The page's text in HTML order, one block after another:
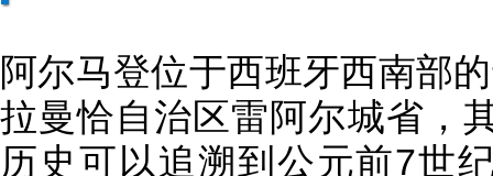
阿尔马登位于西班牙西南部
拉曼恰自治区雷阿尔城省，
历史可以追溯到公元前7世